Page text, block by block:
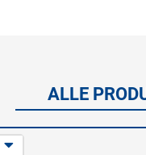
ALLE